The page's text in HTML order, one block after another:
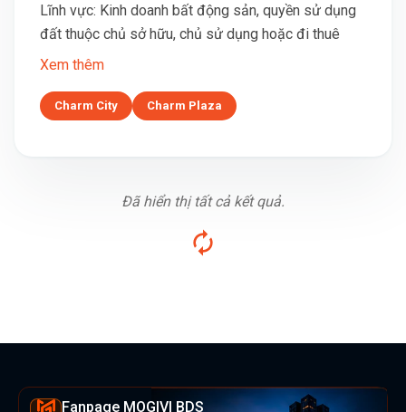
Lĩnh vực: Kinh doanh bất động sản, quyền sử dụng
đất thuộc chủ sở hữu, chủ sử dụng hoặc đi thuê
Xem thêm
Charm City Charm Plaza
Đã hiển thị tất cả kết quả.
Fanpage MOGIVI BDS